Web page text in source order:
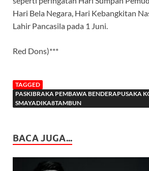
Hari Bela Negara, Hari Kebangkitan
Lahir Pancasila pada 1 Juni.
Red Dons)***
TAGGED
PASKIBRAKA PEMBAWA BENDERAPUSAKA
SMAYADIKA8TAMBUN
BACA JUGA...